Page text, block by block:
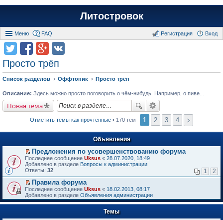
Литостровок
Меню FAQ Вход
Регистрация
Просто трёп
Список разделов Оффтопик Просто трёп
Описание: Здесь можно просто поговорить о чём-нибудь. Например, о пиве...
Новая тема
Отметить темы как прочтённые • 170 тем 1 2 3 4
Объявления
П
е
р
й
т
и
к
п
Предложения по усовершенствованию форума
Последнее сообщение Uksus « 28.07.2020, 18:49
Добавлено в разделе Вопросы к администрации
Ответы: 32 1 2
П
е
р
е
т
Правила форума
Последнее сообщение Uksus « 18.02.2013, 08:17
Добавлено в разделе Объявления администрации
Темы